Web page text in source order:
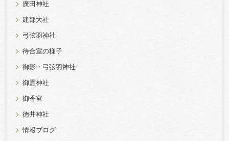
廣田神社
建部大社
弓弦羽神社
待合室の様子
御影・弓弦羽神社
御霊神社
御香宮
徳井神社
情報ブログ